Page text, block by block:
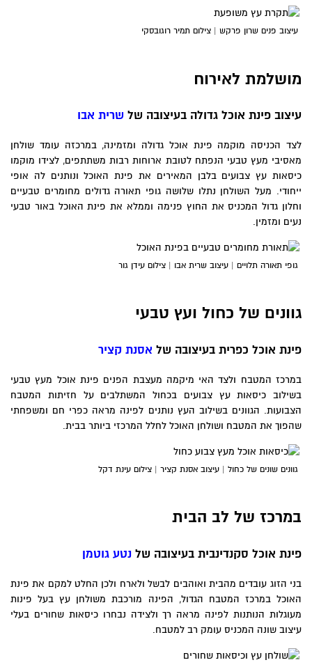
עיצוב פנים שרון פרקש | צילום תמיר רוגובסקי
מושלמת לאירוח
עיצוב פינת אוכל גדולה בעיצובה של שרית אבו
לצד הכניסה מוקמה פינת אוכל גדולה ומזמינה, במרכזה עומד שולחן
מאסיבי מעץ טבעי הנפתח לטובת ארוחות רבות משתתפים, לצידו מוקמו
כיסאות עץ צבועים בלבן המאירים את פינת האוכל ונותנים לה אופי
ייחודי. מעל השולחן נתלו שלושה גופי תאורה גדולים מחומרים טבעיים
וחלון גדול המכניס את החוץ פנימה וממלא את פינת האוכל באור טבעי
נעים ומזמין.
גופי תאורה תלויים | עיצוב שרית אבו | צילום עידן גור
גוונים של כחול ועץ טבעי
פינת אוכל כפרית בעיצובה של אסנת קציר
במרכז המטבח ולצד האי מיקמה מעצבת הפנים פינת אוכל מעץ טבעי
בשילוב כיסאות עץ צבועים בכחול המשתלבים על חזיתות המטבח
הצבועות. הגוונים בשילוב העץ נותנים לפינה מראה כפרי חם ומשפחתי
שהפוך את המטבח ושולחן האוכל לחלל המרכזי ביותר בבית.
גוונים שונים של כחול | עיצוב אסנת קציר | צילום עינת דקל
במרכז של לב הבית
פינת אוכל סקנדינבית בעיצובה של נטע גוטמן
בני הזוג עובדים מהבית ואוהבים לבשל ולארח ולכן החלט למקם את פינת
האוכל במרכז המטבח הגדול, הפינה מורכבת משולחן עץ בעל פינות
מעוגלות הנותנות לפינה מראה רך ולצידה נבחרו כיסאות שחורים בעלי
עיצוב שונה המכניס עומק רב למטבח.